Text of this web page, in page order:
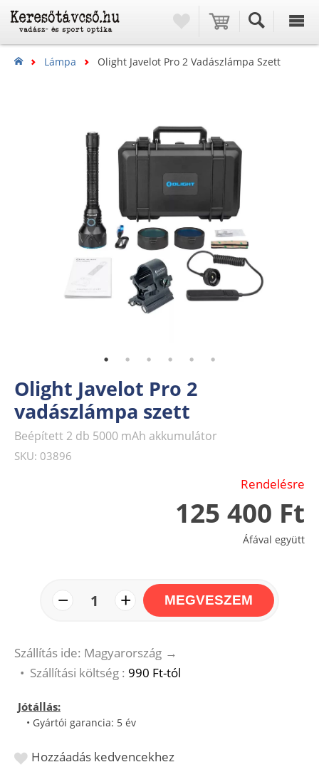
Lámpa Olight Javelot Pro 2 Vadászlámpa Szett
Olight Javelot Pro 2
vadászlámpa szett
Beépített 2 db 5000 mAh akkumulátor
SKU: 03896
Rendelésre
125 400 Ft
Áfával együtt
− 1 + MEGVESZEM
Szállítás ide: Magyarország →
• Szállítási költség : 990 Ft-tól
Jótállás:
• Gyártói garancia: 5 év
Hozzáadás kedvencekhez